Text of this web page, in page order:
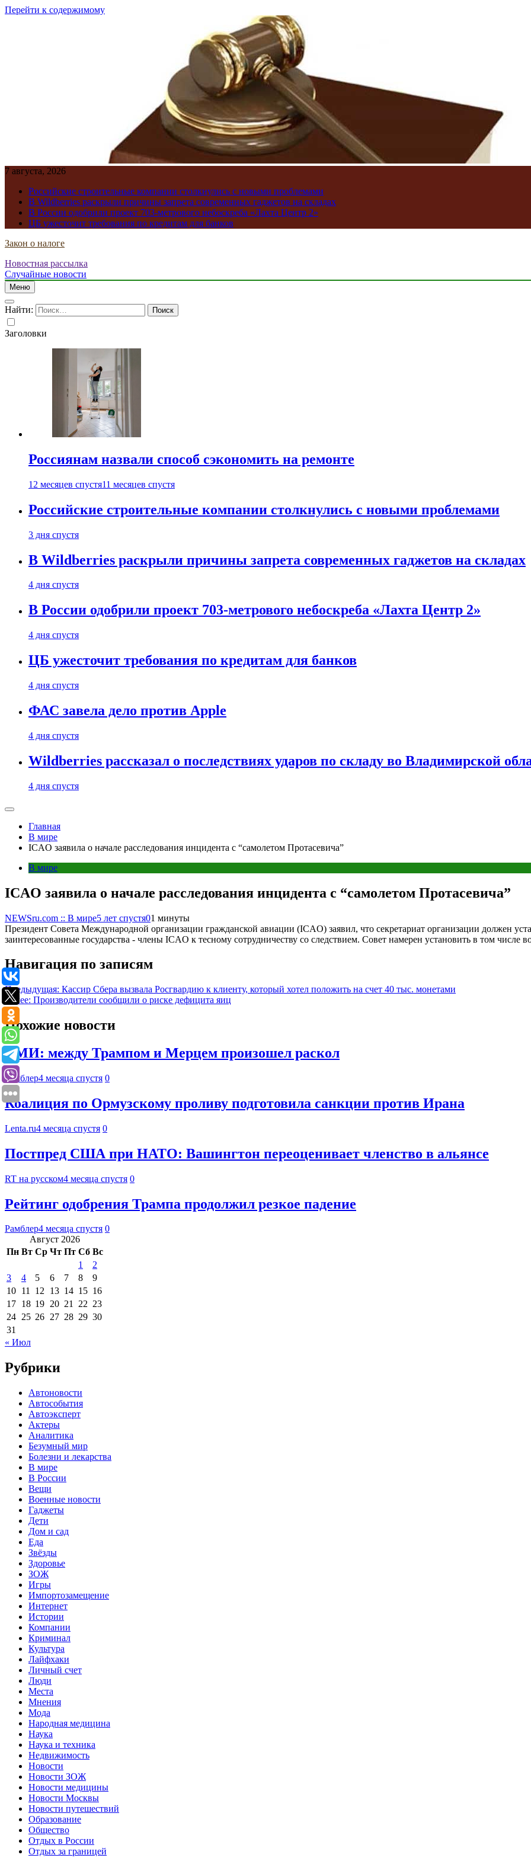
Перейти к содержимому
7 августа, 2026
Российские строительные компании столкнулись с новыми проблемами
В Wildberries раскрыли причины запрета современных гаджетов на складах
В России одобрили проект 703-метрового небоскреба «Лахта Центр 2»
ЦБ ужесточит требования по кредитам для банков
Закон о налоге
Новостная рассылка
Случайные новости
Меню
Найти:
Заголовки
Россиянам назвали способ сэкономить на ремонте
12 месяцев спустя11 месяцев спустя
Российские строительные компании столкнулись с новыми проблемами
3 дня спустя
В Wildberries раскрыли причины запрета современных гаджетов на складах
4 дня спустя
В России одобрили проект 703-метрового небоскреба «Лахта Центр 2»
4 дня спустя
ЦБ ужесточит требования по кредитам для банков
4 дня спустя
ФАС завела дело против Apple
4 дня спустя
Wildberries рассказал о последствиях ударов по складу во Владимирской
4 дня спустя
Главная
В мире
ICAO заявила о начале расследования инцидента с “самолетом Протасевича”
В мире
ICAO заявила о начале расследования инцидента с “самолетом Протасевича”
NEWSru.com :: В мире5 лет спустя01 минуты
Президент Совета Международной организации гражданской авиации (ICAO) заявил, что секретариат организации должен
заинтересованные государства - члены ICAO к тесному сотрудничеству со следствием. Совет намерен установить в том
Навигация по записям
Предыдущая: Кассир Сбера вызвала Росгвардию к клиенту, который хотел положить на счет 40 тыс. монетами
Далее: Производители сообщили о риске дефицита яиц
Похожие новости
СМИ: между Трампом и Мерцем произошел раскол
Рамблер4 месяца спустя 0
Коалиция по Ормузскому проливу подготовила санкции против Ирана
Lenta.ru4 месяца спустя 0
Постпред США при НАТО: Вашингтон переоценивает членство в альянсе
RT на русском4 месяца спустя 0
Рейтинг одобрения Трампа продолжил резкое падение
Рамблер4 месяца спустя 0
Август 2026
Пн Вт Ср Чт Пт Сб Вс
1
2
3
4 5 6 7 8
9
10 11 12 13 14 15 16
17 18 19 20 21 22 23
24 25 26 27 28 29 30
31
« Июл
Рубрики
Автоновости
Автособытия
Автоэксперт
Актеры
Аналитика
Безумный мир
Болезни и лекарства
В мире
В России
Вещи
Военные новости
Гаджеты
Дети
Дом и сад
Еда
Звёзды
Здоровье
ЗОЖ
Игры
Импортозамещение
Интернет
Истории
Компании
Криминал
Культура
Лайфхаки
Личный счет
Люди
Места
Мнения
Мода
Народная медицина
Наука
Наука и техника
Недвижимость
Новости
Новости ЗОЖ
Новости медицины
Новости Москвы
Новости путешествий
Образование
Общество
Отдых в России
Отдых за границей